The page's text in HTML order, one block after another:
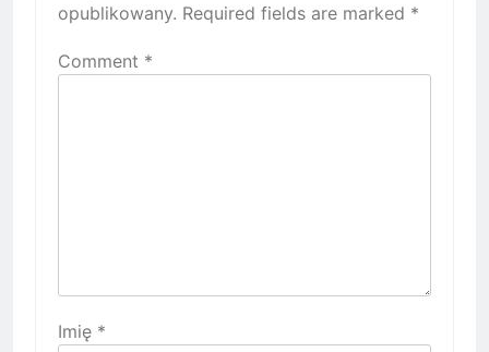
opublikowany. Required fields are marked *
Comment *
Imię *